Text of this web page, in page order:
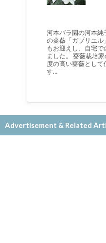
河本バラ園の河本純
の薔薇「ガブリエル
もお迎えし、自宅
ました。 薔薇栽培
度の高い薔薇として
す…
Advertisement & Related